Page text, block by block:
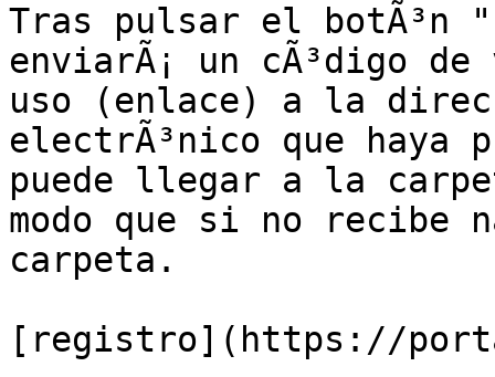
Tras pulsar el botÃ³n
enviarÃ¡ un cÃ³digo
uso (enlace) a la
electrÃ³nico que haya
puede llegar a la
modo que si no recibe
carpeta.
[registro](https://